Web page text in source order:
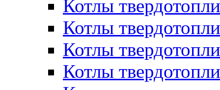
Котлы
Котлы
Котлы
Котлы